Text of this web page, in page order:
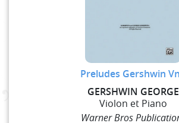
Preludes Gershwin
GERSHWIN GEORGE
Violon et Piano
Warner Bros